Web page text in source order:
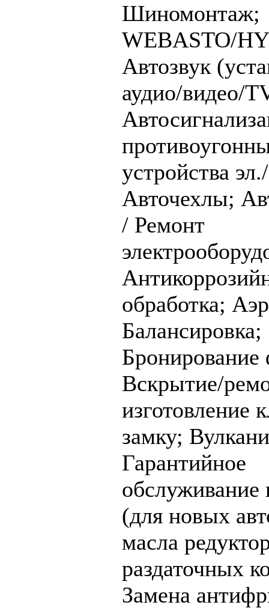
Шиномонтаж;
WEBASTO/
Автозвук
аудио/видео/
устройства
Авточехлы;
/ Ремонт
обработка;
Балансировка;
Вскрытие/
изготовление
замку;
Гарантийное
обслуживание
(для новых
масла
раздаточных
Замена